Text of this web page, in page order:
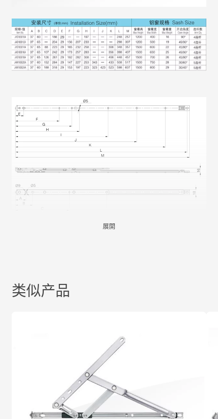
展開
类似产品